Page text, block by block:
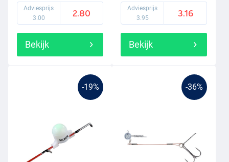
Adviesprijs
3.00
2.80
Bekijk
Adviesprijs
3.95
3.16
Bekijk
-19% -36%